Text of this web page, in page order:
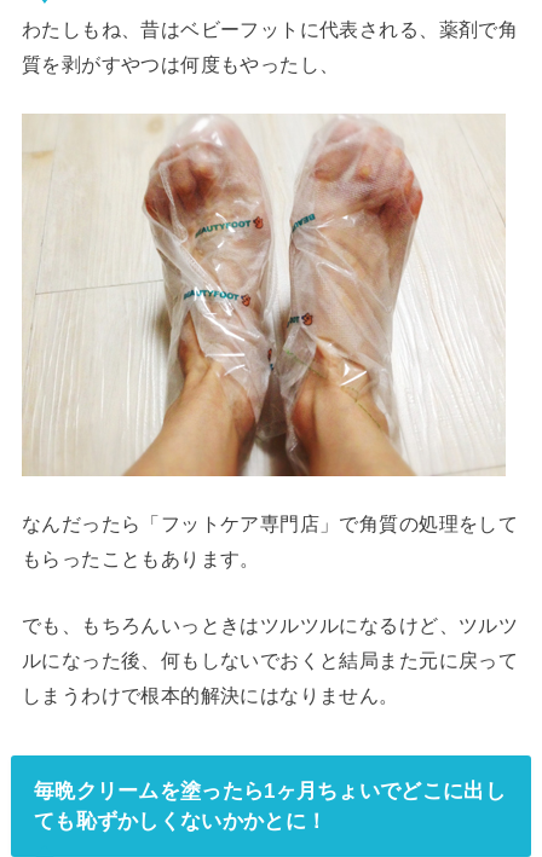
わたしもね、昔はベビーフットに代表される、薬剤で角
質を剥がすやつは何度もやったし、
なんだったら「フットケア専門店」で角質の処理をして
もらったこともあります。
でも、もちろんいっときはツルツルになるけど、ツルツ
ルになった後、何もしないでおくと結局また元に戻って
しまうわけで根本的解決にはなりません。
毎晩クリームを塗ったら1ヶ月ちょいでどこに出し
ても恥ずかしくないかかとに！